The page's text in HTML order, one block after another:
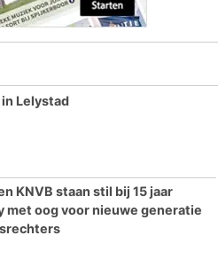
Lelystad
KNVB staan stil bij 15 jaar
met oog voor nieuwe generatie